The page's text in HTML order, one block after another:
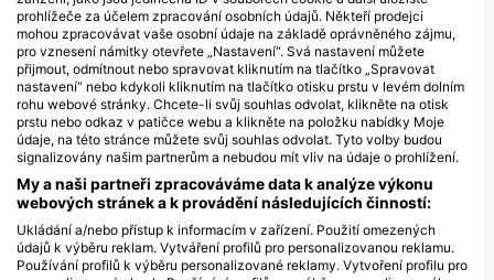
Potápěčská centra obsluhující tuto
potápěčskou lokalitu
prohlížeče za účelem zpracování osobních údajů. Někteří prodejci
mohou zpracovávat vaše osobní údaje na základě oprávněného zájmu,
pro vznesení námitky otevřete „Nastavení“. Svá nastavení můžete
přijmout, odmítnout nebo spravovat kliknutím na tlačítko „Spravovat
nastavení“ nebo kdykoli kliknutím na tlačítko otisku prstu v levém dolním
rohu webové stránky. Chcete-li svůj souhlas odvolat, klikněte na otisk
prstu nebo odkaz v patičce webu a klikněte na položku nabídky Moje
údaje, na této stránce můžete svůj souhlas odvolat. Tyto volby budou
signalizovány našim partnerům a nebudou mít vliv na údaje o prohlížení.
My a naši partneři zpracováváme data k analýze výkonu
webových stránek a k provádění následujících činností:
Ukládání a/nebo přístup k informacím v zařízení. Použití omezených
údajů k výběru reklam. Vytváření profilů pro personalizovanou reklamu.
Používání profilů k výběru personalizované reklamy. Vytvoření profilu pro